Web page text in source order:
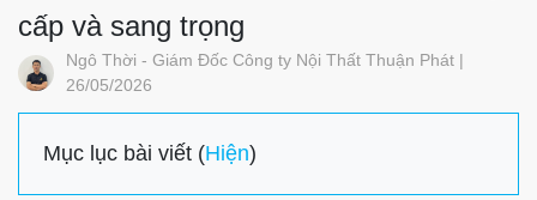
cấp và sang trọng
Ngô Thời - Giám Đốc Công ty Nội Thất Thuận Phát |
26/05/2026
Mục lục bài viết (Hiện)